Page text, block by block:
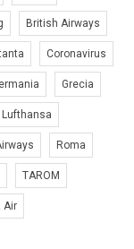
British Airways
Coronavirus
Grecia
Lufthansa
Roma
TAROM
Air